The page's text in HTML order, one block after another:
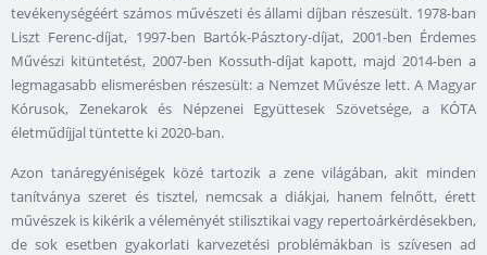
tevékenységéért számos művészeti és állami díjban részesült. 1978-ban
Liszt Ferenc-díjat, 1997-ben Bartók-Pásztory-díjat, 2001-ben Érdemes
Művészi kitüntetést, 2007-ben Kossuth-díjat kapott, majd 2014-ben a
legmagasabb elismerésben részesült: a Nemzet Művésze lett. A Magyar
Kórusok, Zenekarok és Népzenei Együttesek Szövetsége, a KÓTA
életműdíjjal tüntette ki 2020-ban.
Azon tanáregyéniségek közé tartozik a zene világában, akit minden
tanítványa szeret és tisztel, nemcsak a diákjai, hanem felnőtt, érett
művészek is kikérik a véleményét stilisztikai vagy repertoárkérdésekben,
de sok esetben gyakorlati karvezetési problémákban is szívesen ad